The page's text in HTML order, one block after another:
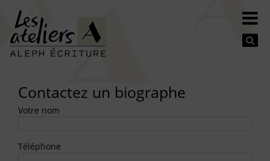
Contactez un biographe
Votre nom
Téléphone